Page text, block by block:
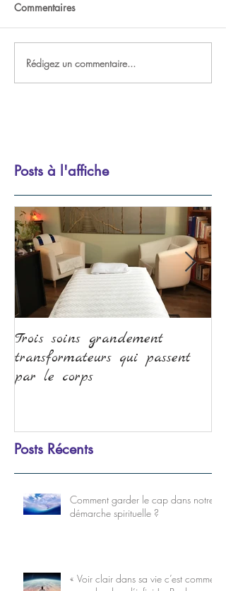
Commentaires
Rédigez un commentaire...
Posts à l'affiche
Trois soins grandement
transformateurs qui passent
par le corps
Posts Récents
Comment garder le cap dans notre
démarche spirituelle ?
« Voir clair dans sa vie c’est comme